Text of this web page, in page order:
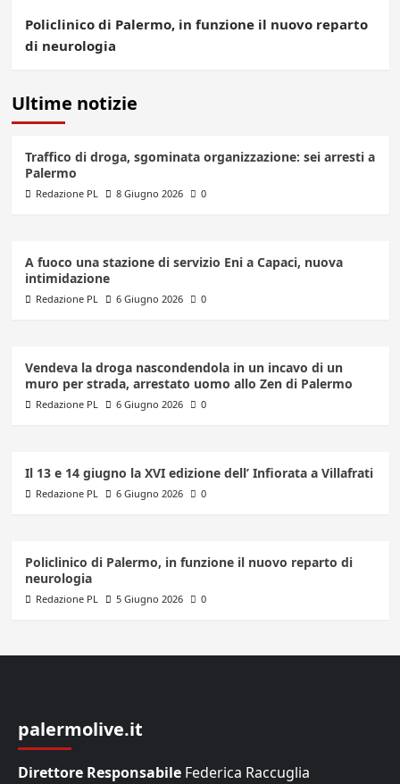
Policlinico di Palermo, in funzione il nuovo reparto
di neurologia
Ultime notizie
Traffico di droga, sgominata organizzazione: sei arresti a
Palermo
Redazione PL 8 Giugno 2026 0
A fuoco una stazione di servizio Eni a Capaci, nuova
intimidazione
Redazione PL 6 Giugno 2026 0
Vendeva la droga nascondendola in un incavo di un
muro per strada, arrestato uomo allo Zen di Palermo
Redazione PL 6 Giugno 2026 0
Il 13 e 14 giugno la XVI edizione dell’ Infiorata a Villafrati
Redazione PL 6 Giugno 2026 0
Policlinico di Palermo, in funzione il nuovo reparto di
neurologia
Redazione PL 5 Giugno 2026 0
palermolive.it
Direttore Responsabile Federica Raccuglia